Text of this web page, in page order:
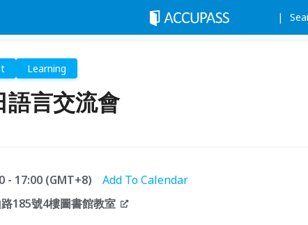
Learning
語言交流會
- 17:00 (GMT+8)
Add To Calendar
185號4樓圖書館教室